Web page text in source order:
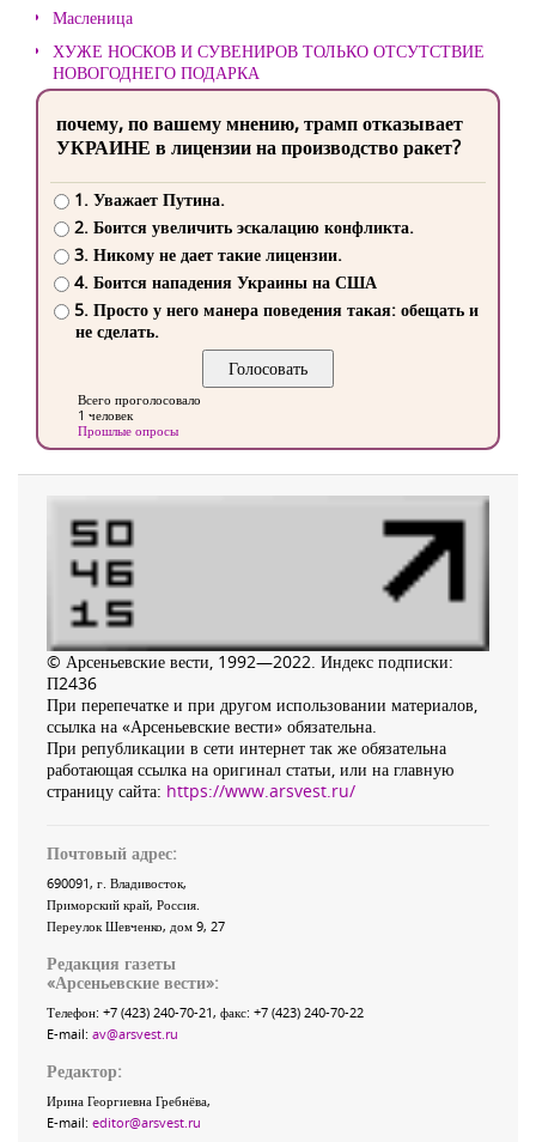
Масленица
ХУЖЕ НОСКОВ И СУВЕНИРОВ ТОЛЬКО ОТСУТСТВИЕ
НОВОГОДНЕГО ПОДАРКА
почему, по вашему мнению, трамп отказывает
УКРАИНЕ в лицензии на производство ракет?
1. Уважает Путина.
2. Боится увеличить эскалацию конфликта.
3. Никому не дает такие лицензии.
4. Боится нападения Украины на США
5. Просто у него манера поведения такая: обещать и
не сделать.
Всего проголосовало
1 человек
Прошлые опросы
© Арсеньевские вести, 1992—2022. Индекс подписки:
П2436
При перепечатке и при другом использовании материалов,
ссылка на «Арсеньевские вести» обязательна.
При републикации в сети интернет так же обязательна
работающая ссылка на оригинал статьи, или на главную
страницу сайта: https://www.arsvest.ru/
Почтовый адрес:
690091, г. Владивосток,
Приморский край, Россия
Переулок Шевченко, дом 9, 27
Редакция газеты
«Арсеньевские вести»:
Телефон: +7 (423) 240-70-21, факс: +7 (423) 240-70-22
E-mail: av@arsvest.ru
Редактор:
Ирина Георгиевна Гребнёва,
E-mail: editor@arsvest.ru